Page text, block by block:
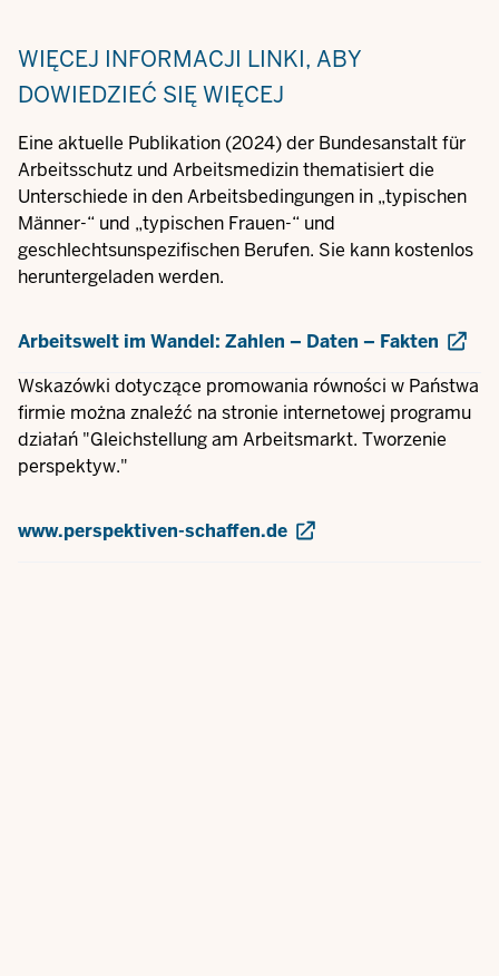
WIĘCEJ INFORMACJI LINKI, ABY
DOWIEDZIEĆ SIĘ WIĘCEJ
Eine aktuelle Publikation (2024) der Bundesanstalt für
Arbeitsschutz und Arbeitsmedizin thematisiert die
Unterschiede in den Arbeitsbedingungen in „typischen
Männer-“ und „typischen Frauen-“ und
geschlechtsunspezifischen Berufen. Sie kann kostenlos
heruntergeladen werden.
Arbeitswelt im Wandel: Zahlen – Daten – Fakten
Wskazówki dotyczące promowania równości w Państwa
firmie można znaleźć na stronie internetowej programu
działań "Gleichstellung am Arbeitsmarkt. Tworzenie
perspektyw."
www.perspektiven-schaffen.de